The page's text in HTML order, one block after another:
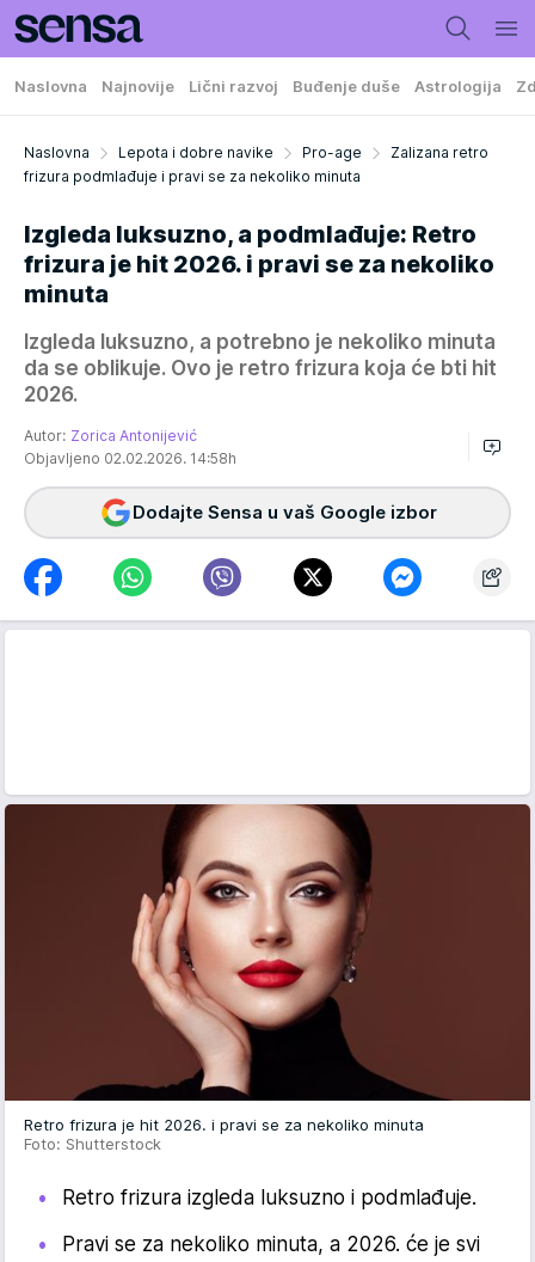
Naslovna Najnovije Lični razvoj Buđenje duše Astrologija
Naslovna Lepota i dobre navike Pro-age
Zalizana retro
frizura podmlađuje i pravi se za nekoliko minuta
Izgleda luksuzno, a podmlađuje: Retro
frizura je hit 2026. i pravi se za nekoliko
minuta
Izgleda luksuzno, a potrebno je nekoliko minuta
da se oblikuje. Ovo je retro frizura koja će bti hit
2026.
Autor: Zorica Antonijević
Objavljeno 02.02.2026. 14:58h
Dodajte Sensa u vaš Google izbor
Retro frizura je hit 2026. i pravi se za nekoliko minuta
Foto: Shutterstock
Retro frizura izgleda luksuzno i podmlađuje.
Pravi se za nekoliko minuta, a 2026. će je svi